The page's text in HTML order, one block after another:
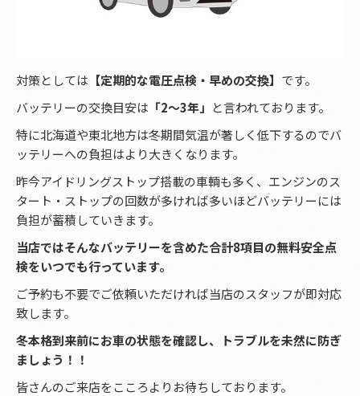
対策としては 【定期的な電圧点検・早めの交換】 です。
バッテリーの交換目安は 「2～3年」 と言われております。
特に北海道や東北地方は冬期間気温が著しく低下するのでバ
ッテリーへの負担はより大きくなります。
昨今アイドリングストップ搭載の車輌も多く、エンジンのス
タート・ストップの回数が多ければ多いほどバッテリーには
負担が蓄積していきます。
当店ではそんなバッテリーを含めた合計8項目の無料安全点
検をいつでも行っています。
ご予約も不要でご依頼いただければ当店のスタッフが即対応
致します。
冬本格到来前にお車の状態を確認し、トラブルを未然に防ぎ
ましょう！！
皆さんのご来店をこころよりお待ちしております。